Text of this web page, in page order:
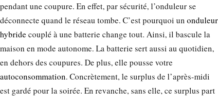
pendant une coupure. En effet, par sécurité, l’onduleur se
déconnecte quand le réseau tombe. C’est pourquoi un onduleur
hybride couplé à une batterie change tout. Ainsi, il bascule la
maison en mode autonome. La batterie sert aussi au quotidien,
en dehors des coupures. De plus, elle pousse votre
autoconsommation. Concrètement, le surplus de l’après-midi
est gardé pour la soirée. En revanche, sans elle, ce surplus part